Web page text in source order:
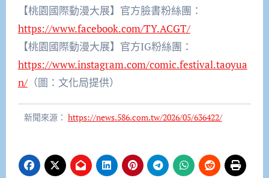
【桃園國際動漫大展】官方臉書粉絲團：
https://www.facebook.com/TY.ACGT/
【桃園國際動漫大展】官方IG粉絲團：
https://www.instagram.com/comic.festival.taoyua
n/（圖：文化局提供）
新聞來源： https://news.586.com.tw/2026/05/636422/